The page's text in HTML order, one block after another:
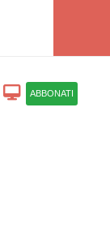
ABBONATI